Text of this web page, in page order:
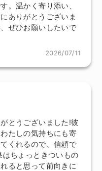
。温かく寄り添い、
ありがとうございま
ぜひお願いしたいで
2026/07/11
とうございました!彼
たしの気持ちにも寄
くれるので、信頼で
ちょっときついもの
ると思って前向きに